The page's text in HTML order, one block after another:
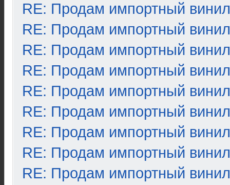
RE: Продам импортный винил
RE: Продам импортный винил
RE: Продам импортный винил
RE: Продам импортный винил
RE: Продам импортный винил
RE: Продам импортный винил
RE: Продам импортный винил
RE: Продам импортный винил
RE: Продам импортный винил